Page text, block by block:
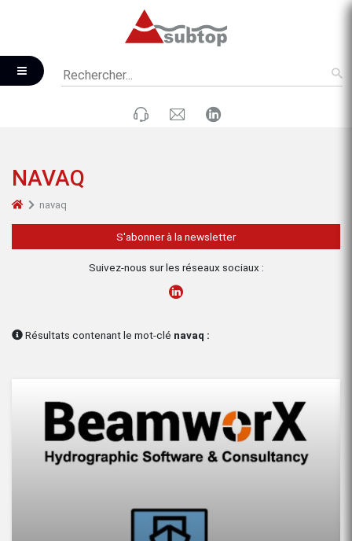
NAVAQ
navaq
S'abonner à la newsletter
Suivez-nous sur les réseaux sociaux :
Résultats contenant le mot-clé navaq :